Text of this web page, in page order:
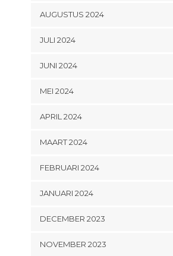
AUGUSTUS 2024
JULI 2024
JUNI 2024
MEI 2024
APRIL 2024
MAART 2024
FEBRUARI 2024
JANUARI 2024
DECEMBER 2023
NOVEMBER 2023